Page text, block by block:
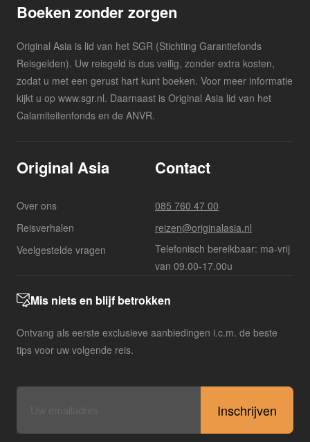
Boeken zonder zorgen
Original Asia is lid van het SGR (Stichting Garantiefonds
Reisgelden). Uw reisgeld is dus veilig, zonder extra kosten,
zodat u met een gerust hart kunt boeken. Voor meer informatie
kijkt u op www.sgr.nl. Daarnaast is Original Asia lid van het
Calamiteitenfonds en de ANVR.
Original Asia
Over ons
Reisverhalen
Veelgestelde vragen
Contact
085 760 47 00
reizen@originalasia.nl
Telefonisch bereikbaar: ma-vrij
van 09.00-17.00u
Mis niets en blijf betrokken
Ontvang als eerste exclusieve aanbiedingen i.c.m. de beste
tips voor uw volgende reis.